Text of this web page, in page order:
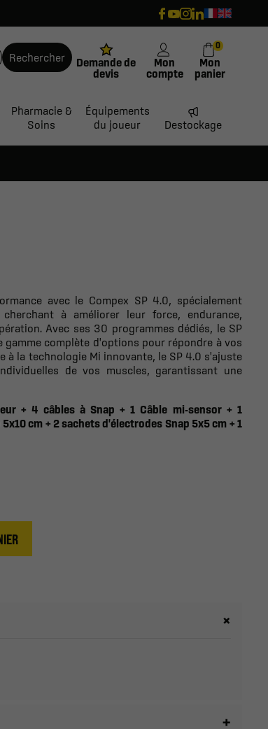
Rechercher
Demande de
devis
Mon
compte
Mon
panier
0
Pharmacie &
Soins
Équipements
du joueur
Destockage
avec le Compex SP 4.0, spécialement
à améliorer leur force, endurance,
Avec ses 30 programmes dédiés, le SP
complète d'options pour répondre à vos
à la technologie Mi innovante, le SP 4.0 s'ajuste
de vos muscles, garantissant une
+ 4 câbles à Snap + 1 Câble mi-sensor + 1
cm + 2 sachets d'électrodes Snap 5x5 cm + 1